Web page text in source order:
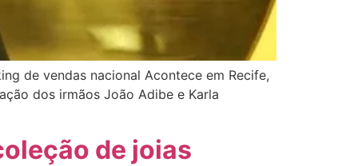
de vendas nacional Acontece em Recife,
dos irmãos João Adibe e Karla
de joias